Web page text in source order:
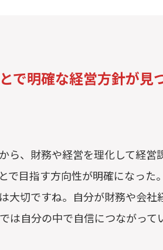
で明確な経営方針が見
ら、財務や経営を理化して経営
で目指す方向性が明確になった
大切ですね。自分が財務や会社
は自分の中で自信につながって